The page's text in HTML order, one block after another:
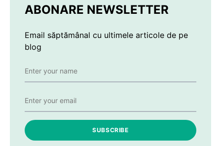
ABONARE NEWSLETTER
Email săptămânal cu ultimele articole de pe
blog
SUBSCRIBE